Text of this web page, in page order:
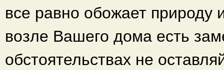
все равно обожает природу
возле Вашего дома есть
обстоятельствах не